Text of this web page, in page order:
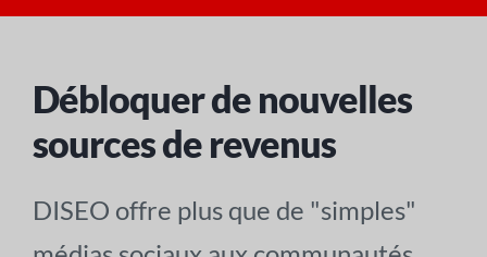
Débloquer de nouvelles
sources de revenus
DISEO offre plus que de "simples"